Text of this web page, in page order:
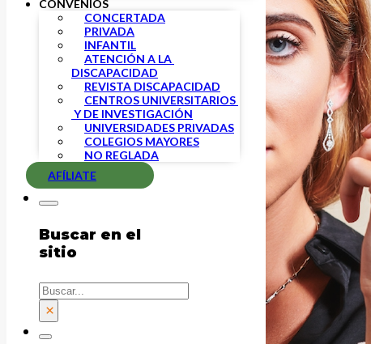
CONVENIOS
CONCERTADA
PRIVADA
INFANTIL
ATENCIÓN A LA
DISCAPACIDAD
REVISTA DISCAPACIDAD
CENTROS UNIVERSITARIOS
Y DE INVESTIGACIÓN
UNIVERSIDADES PRIVADAS
COLEGIOS MAYORES
NO REGLADA
AFÍLIATE
Buscar en el
sitio
Buscar
×